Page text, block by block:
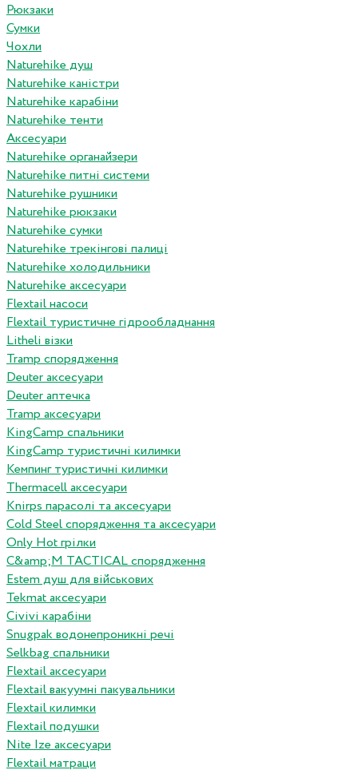
Рюкзаки
Сумки
Чохли
Naturehike душ
Naturehike каністри
Naturehike карабіни
Naturehike тенти
Аксесуари
Naturehike органайзери
Naturehike питні системи
Naturehike рушники
Naturehike рюкзаки
Naturehike сумки
Naturehike трекінгові палиці
Naturehike холодильники
Naturehike аксесуари
Flextail насоси
Flextail туристичне гідрообладнання
Litheli візки
Tramp спорядження
Deuter аксесуари
Deuter аптечка
Tramp аксесуари
KingCamp спальники
KingCamp туристичні килимки
Кемпинг туристичні килимки
Thermacell аксесуари
Knirps парасолі та аксесуари
Cold Steel спорядження та аксесуари
Only Hot грілки
C&amp;M TACTICAL спорядження
Estem душ для військових
Tekmat аксесуари
Сivivi карабіни
Snugpak водонепроникні речі
Selkbag спальники
Flextail аксесуари
Flextail вакуумні пакувальники
Flextail килимки
Flextail подушки
Nite Ize аксесуари
Flextail матраци